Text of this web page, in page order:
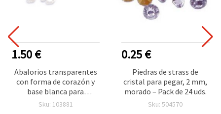
1.50 €
Abalorios transparentes
con forma de corazón y
base blanca para
manualidades y bisutería,
Sku: 103881
0.25 €
Piedras de strass de
cristal para pegar, 2 mm,
morado – Pack de 24 uds.
Sku: 504570